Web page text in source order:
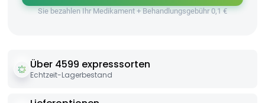
Sie bezahlen Ihr Medikament + Behandlungsgebühr 0,1 €
Über 4599 expresssorten
Echtzeit-Lagerbestand